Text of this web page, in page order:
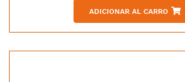
ADICIONAR AL CARRO